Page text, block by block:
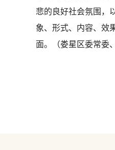
悲的良好社会氛围，
象、形式、内容、效
面。（娄星区委常委